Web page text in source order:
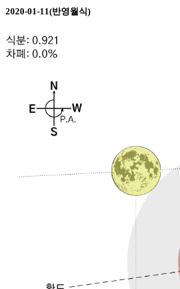
2020-01-11(반영월식)